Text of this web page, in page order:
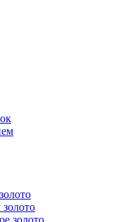
золото